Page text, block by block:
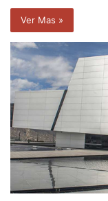
Ver Mas »